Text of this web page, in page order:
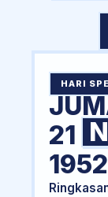
HARI
21
1952